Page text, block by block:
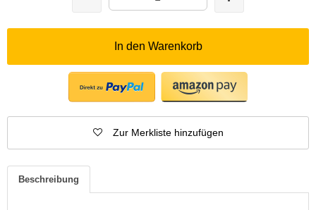
In den Warenkorb
Zur Merkliste hinzufügen
Beschreibung